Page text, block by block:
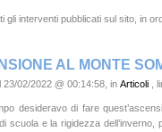
gli interventi pubblicati sul sito, in
AL MONTE
23/02/2022 @ 00:14:58, in Articoli ,
desideravo di fare
scuola e la rigidezza dell’inverno,